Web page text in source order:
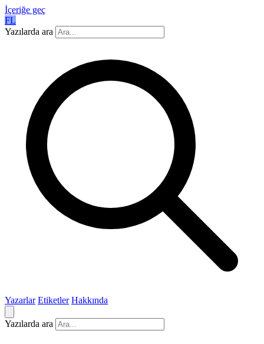
İçeriğe geç
FL
Yazılarda ara
Yazarlar Etiketler Hakkında
Yazılarda ara